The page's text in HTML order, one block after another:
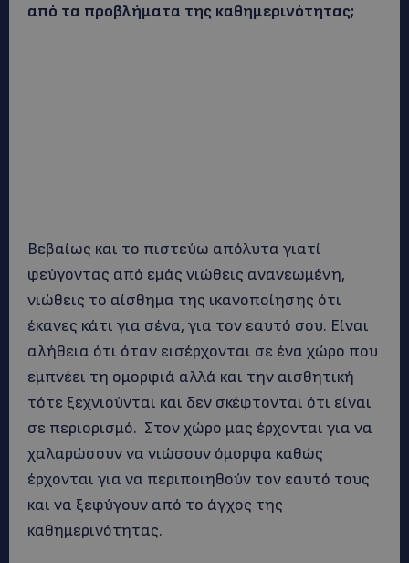
από τα προβλήματα της καθημερινότητας;
Βεβαίως και το πιστεύω απόλυτα γιατί
φεύγοντας από εμάς νιώθεις ανανεωμένη,
νιώθεις το αίσθημα της ικανοποίησης ότι
έκανες κάτι για σένα, για τον εαυτό σου. Είναι
αλήθεια ότι όταν εισέρχονται σε ένα χώρο που
εμπνέει τη ομορφιά αλλά και την αισθητική
τότε ξεχνιούνται και δεν σκέφτονται ότι είναι
σε περιορισμό. Στον χώρο μας έρχονται για να
χαλαρώσουν να νιώσουν όμορφα καθώς
έρχονται για να περιποιηθούν τον εαυτό τους
και να ξεφύγουν από το άγχος της
καθημερινότητας.